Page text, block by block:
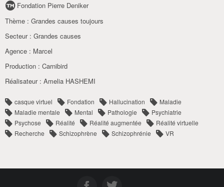
Fondation Pierre Deniker
Thème : Grandes causes toujours
Secteur : Grandes causes
Agence : Marcel
Production : Carnibird
Réalisateur : Amelia HASHEMI
casque virtuel Fondation Hallucination
Maladie
Maladie mentale
Mental Pathologie
Psychiatrie
Psychose
Réalité Réalité augmentée
Réalité virtuelle
Recherche
Schizophrène Schizophrénie VR